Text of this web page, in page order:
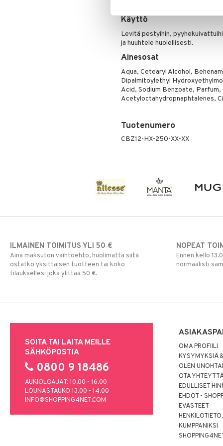
Käyttö
Levitä pestyihin,
ja huuhtele huolellisesti.
Ainesosat
Aqua, Cetearyl Alcohol,
Dipalmitoylethyl
Acid, Sodium Benzoate,
Acetyloctahydropnaphtalenes,
Tuotenumero
CBZ12-HX-250-XX-XX
ILMAINEN TOIMITUS YLI 50 €
Aina maksuton vaihtoehto, huolimatta siitä
ostatko yksittäisen tuotteen tai koko
tilauksellesi joka ylittää 50 €.
NOPEAT
Ennen kello
normaalisti
SOITA TAI LAITA MEILLE
SÄHKÖPOSTIA
0800 9 18486
AUKIOLOAJAT: 10.00 - 16.00
LOUNASTAUKO 13.00 - 14.00
INFO@SHOPPING4NET.COM
OMA PROFIILI
KYSYMYKSIÄ
OLEN
OTA
EDULLISET
EHDOT -
EVÄSTEET
KUMPPANIKSI